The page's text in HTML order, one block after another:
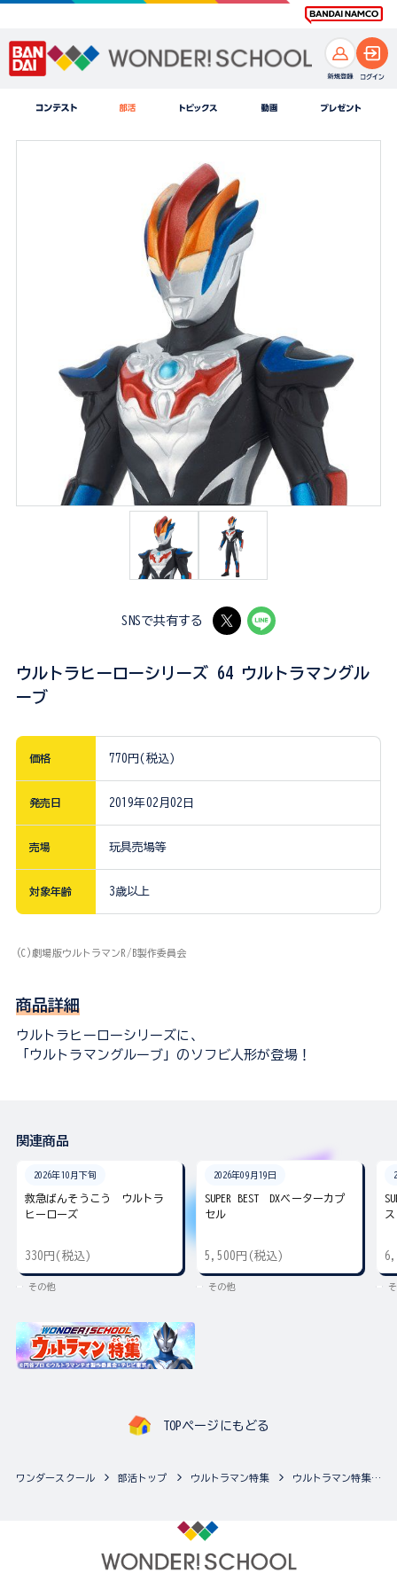
SNSで共有する
ウルトラヒーローシリーズ 64 ウルトラマングル
ーブ
価格 770円(税込)
発売日 2019年02月02日
売場 玩具売場等
対象年齢 3歳以上
(C)劇場版ウルトラマンR/B製作委員会
商品詳細
ウルトラヒーローシリーズに、
「ウルトラマングルーブ」のソフビ人形が登場！
関連商品
2026年10月下旬
救急ばんそうこう ウルトラ
ヒーローズ
330円(税込)
その他
2026年09月19日
SUPER BEST DXベーターカプ
セル
5,500円(税込)
その他
ス
TOPページにもどる
ワンダースクール 部活トップ ウルトラマン特集 ウルトラマン特集の最新商品一覧